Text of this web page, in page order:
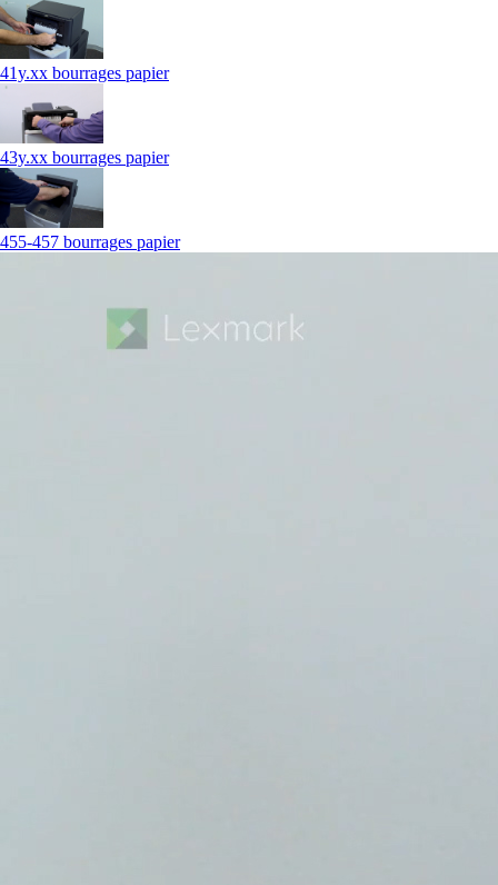
41y.xx bourrages papier
43y.xx bourrages papier
455-457 bourrages papier